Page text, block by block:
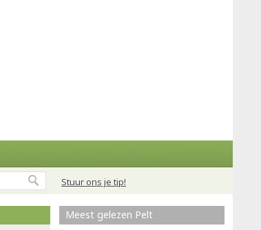
Stuur ons je tip!
Meest gelezen Pelt